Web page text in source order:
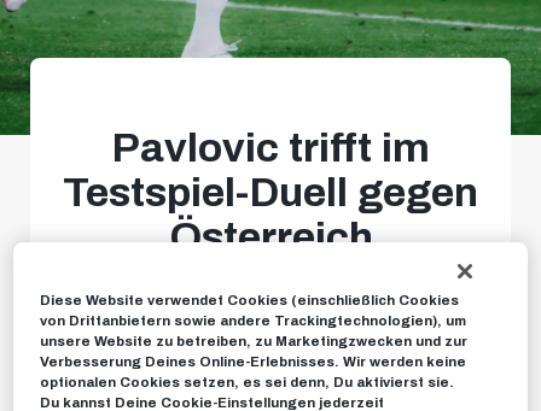
Pavlovic trifft im
Testspiel-Duell gegen
Österreich
Daniliuc und Ratkov auf der
Bank
Diese Website verwendet Cookies (einschließlich Cookies
von Drittanbietern sowie andere Trackingtechnologien), um
unsere Website zu betreiben, zu Marketingzwecken und zur
Verbesserung Deines Online-Erlebnisses. Wir werden keine
optionalen Cookies setzen, es sei denn, Du aktivierst sie.
Du kannst Deine Cookie-Einstellungen jederzeit